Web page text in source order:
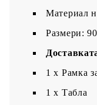
Материал
Размери:
1 x Рамка
1 x Табла